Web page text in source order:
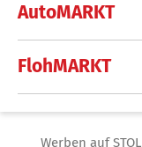
AutoMARKT
FlohMARKT
Werben auf STOL